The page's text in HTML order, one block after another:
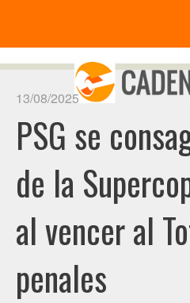
13/08/2025
PSG se
de la
al vencer al
penales